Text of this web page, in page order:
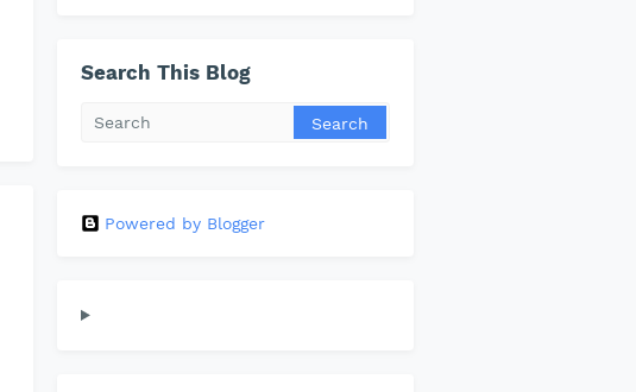
Search This Blog
Powered by Blogger